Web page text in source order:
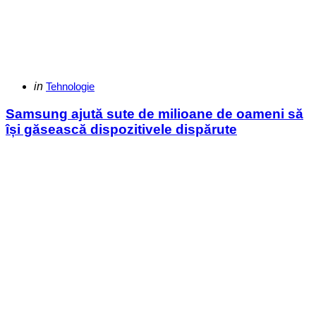
Categories
Posted
in Tehnologie
Samsung ajută sute de milioane de oameni să
își găsească dispozitivele dispărute